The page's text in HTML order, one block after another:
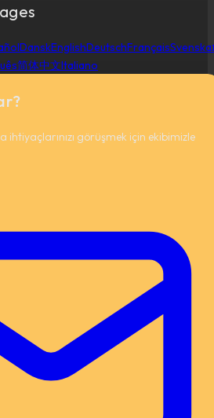
DanskEnglishDeutschFrançaisSvenska
简体中文Italiano
ihtiyaçlarınızı görüşmek için ekibimizle